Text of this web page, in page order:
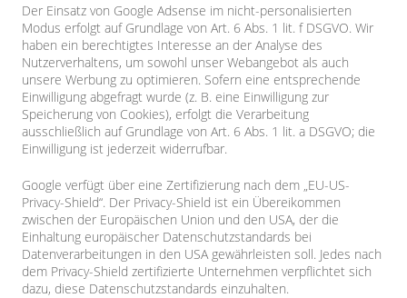
Der Einsatz von Google Adsense im nicht-personalisierten
Modus erfolgt auf Grundlage von Art. 6 Abs. 1 lit. f DSGVO. Wir
haben ein berechtigtes Interesse an der Analyse des
Nutzerverhaltens, um sowohl unser Webangebot als auch
unsere Werbung zu optimieren. Sofern eine entsprechende
Einwilligung abgefragt wurde (z. B. eine Einwilligung zur
Speicherung von Cookies), erfolgt die Verarbeitung
ausschließlich auf Grundlage von Art. 6 Abs. 1 lit. a DSGVO; die
Einwilligung ist jederzeit widerrufbar.
Google verfügt über eine Zertifizierung nach dem „EU-US-
Privacy-Shield“. Der Privacy-Shield ist ein Übereikommen
zwischen der Europäischen Union und den USA, der die
Einhaltung europäischer Datenschutzstandards bei
Datenverarbeitungen in den USA gewährleisten soll. Jedes nach
dem Privacy-Shield zertifizierte Unternehmen verpflichtet sich
dazu, diese Datenschutzstandards einzuhalten.